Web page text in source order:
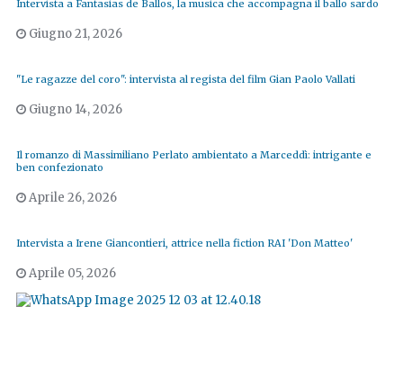
Intervista a Fantasias de Ballos, la musica che accompagna il ballo sardo
Giugno 21, 2026
"Le ragazze del coro": intervista al regista del film Gian Paolo Vallati
Giugno 14, 2026
Il romanzo di Massimiliano Perlato ambientato a Marceddì: intrigante e
ben confezionato
Aprile 26, 2026
Intervista a Irene Giancontieri, attrice nella fiction RAI 'Don Matteo'
Aprile 05, 2026